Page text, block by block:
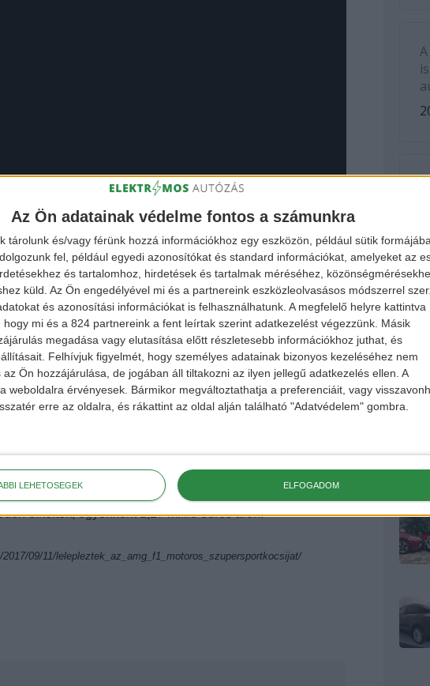
Az Ön adatainak védelme fontos a számunkra
tárolunk és/vagy férünk hozzá információkhoz egy eszközön, például sütik
fel, például egyedi azonosítókat és standard információkat, amelyeket az
és tartalomhoz, hirdetések és tartalmak méréséhez,
küld. Az Ön engedélyével mi és a partnereink eszközleolvasásos módszerrel
és azonosítási információkat is felhasználhatunk. A megfelelő helyre kattintva
hogy mi és a 824 partnereink a fent leírtak szerint adatkezelést végezzünk. Másik
megadása vagy elutasítása előtt részletesebb információkhoz juthat, és
Felhívjuk figyelmét, hogy személyes adatainak bizonyos kezeléséhez nem
Ön hozzájárulása, de jogában áll tiltakozni az ilyen jellegű adatkezelés ellen. A
weboldalra érvényesek. Bármikor megváltoztathatja a preferenciáit, vagy
erre az oldalra, és rákattint az oldal alján található "Adatvédelem" gombra.
LEHETŐSÉGEK ELFOGADOM
a a járművet, viszont a cég eddig csak 275 darab
elkeltek, egyenként 2,27 millió eurós áron.
09/11/lelepleztek_az_amg_f1_motoros_szupersportkocsijat/